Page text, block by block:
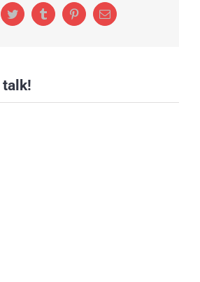
TwitterTumblrPinterestEmail:
talk!